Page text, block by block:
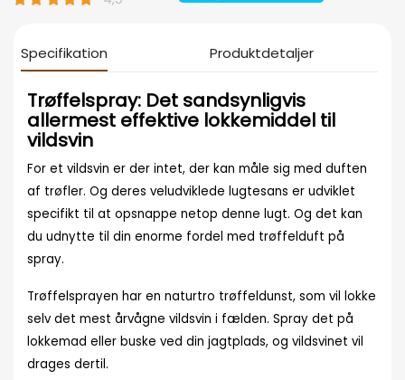
Specifikation Produktdetaljer
Trøffelspray: Det sandsynligvis
allermest effektive lokkemiddel til
vildsvin
For et vildsvin er der intet, der kan måle sig med duften
af trøfler. Og deres veludviklede lugtesans er udviklet
specifikt til at opsnappe netop denne lugt. Og det kan
du udnytte til din enorme fordel med trøffelduft på
spray.
Trøffelsprayen har en naturtro trøffeldunst, som vil lokke
selv det mest årvågne vildsvin i fælden. Spray det på
lokkemad eller buske ved din jagtplads, og vildsvinet vil
drages dertil.